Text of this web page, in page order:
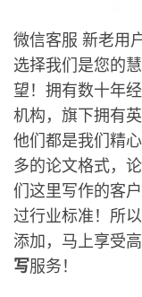
微信客服 新老用
选择我们是您的
望！拥有数十年
机构，旗下拥有
他们都是我们精
多的论文格式，
们这里写作的客
过行业标准！所
添加，马上享受
写服务！